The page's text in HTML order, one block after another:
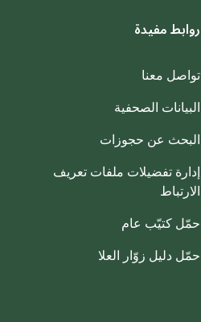
روابط مفيدة
تواصل معنا
البيانات الصحفية
البحث عن حجوزات
إدارة تفضيلات ملفات تعريف
الارتباط
حمّل كتيّب عام
حمّل دليل زوّار العلا